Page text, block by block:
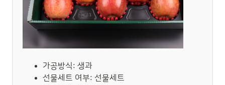
가공방식: 생과
선물세트 여부: 선물세트